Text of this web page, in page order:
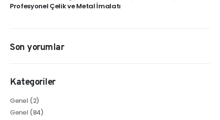
Profesyonel Çelik ve Metal İmalatı
Son yorumlar
Kategoriler
Genel (2)
Genel (84)